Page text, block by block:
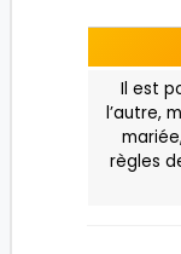
Il est
l’autre,
règles